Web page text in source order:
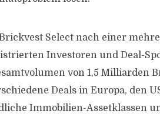
Select nach einer
Investoren und Deal-
von 1,5 Milliarden
Deals in Europa, den
Immobilien-Assetklassen